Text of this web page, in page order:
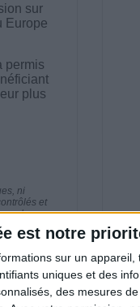
est notre
sur un appareil,
uniques et des
des mesures
sur
Europe
permis
plus
ni
et